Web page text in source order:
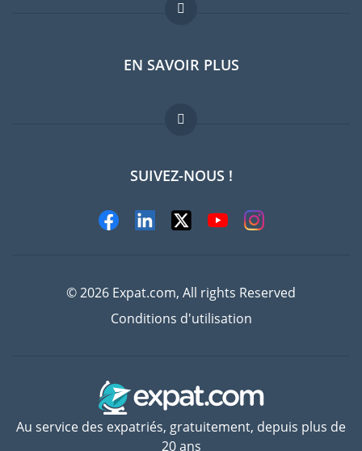
Forum expatriés
Guides pays
Offres d'emploi
EN SAVOIR PLUS
FAQ
Experts
SUIVEZ-NOUS !
© 2026 Expat.com, All rights Reserved
Conditions d'utilisation
Au service des expatriés, gratuitement, depuis plus de
20 ans